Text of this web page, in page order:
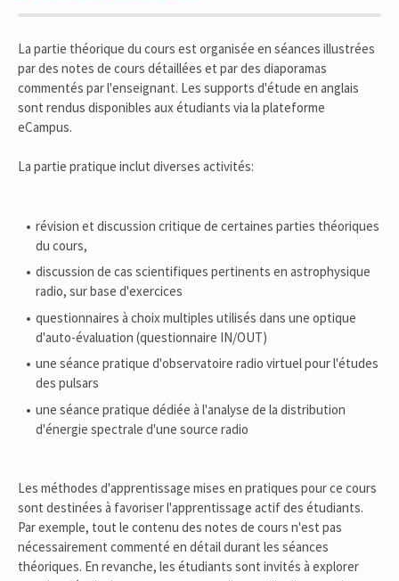
La partie théorique du cours est organisée en séances illustrées
par des notes de cours détaillées et par des diaporamas
commentés par l'enseignant. Les supports d'étude en anglais
sont rendus disponibles aux étudiants via la plateforme
eCampus.
La partie pratique inclut diverses activités:
révision et discussion critique de certaines parties théoriques
du cours,
discussion de cas scientifiques pertinents en astrophysique
radio, sur base d'exercices
questionnaires à choix multiples utilisés dans une optique
d'auto-évaluation (questionnaire IN/OUT)
une séance pratique d'observatoire radio virtuel pour l'études
des pulsars
une séance pratique dédiée à l'analyse de la distribution
d'énergie spectrale d'une source radio
Les méthodes d'apprentissage mises en pratiques pour ce cours
sont destinées à favoriser l'apprentissage actif des étudiants.
Par exemple, tout le contenu des notes de cours n'est pas
nécessairement commenté en détail durant les séances
théoriques. En revanche, les étudiants sont invités à explorer